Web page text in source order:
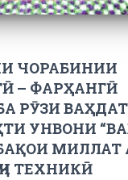
ЧОРАБИНИИ
– ФАРҲАНГӢ
РӮЗИ
УНВОНИ
МИЛЛАТ
ТЕХНИКӢ